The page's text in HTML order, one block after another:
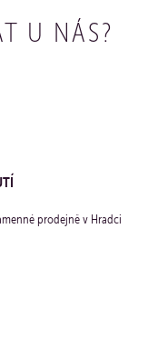
U NÁS?
prodejně v Hradci